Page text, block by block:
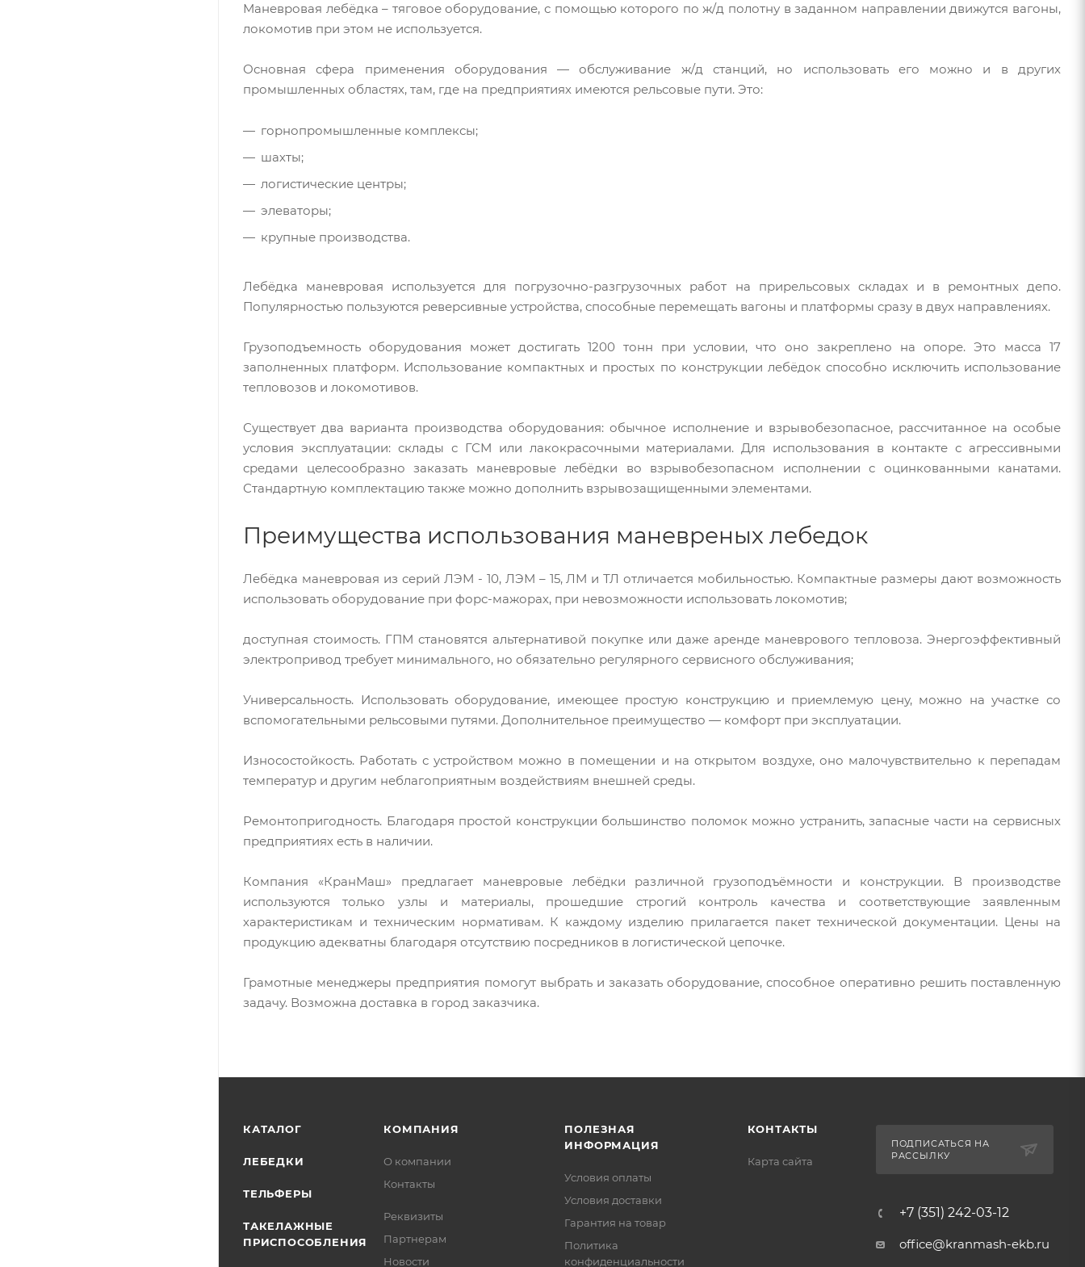
Маневровая лебёдка – тяговое оборудование, с помощью которого по ж/д полотну в заданном направлении движутся вагоны,
локомотив при этом не используется.
Основная сфера применения оборудования — обслуживание ж/д станций, но использовать его можно и в других
промышленных областях, там, где на предприятиях имеются рельсовые пути. Это:
горнопромышленные комплексы;
шахты;
логистические центры;
элеваторы;
крупные производства.
Лебёдка маневровая используется для погрузочно-разгрузочных работ на прирельсовых складах и в ремонтных депо.
Популярностью пользуются реверсивные устройства, способные перемещать вагоны и платформы сразу в двух направлениях.
Грузоподъемность оборудования может достигать 1200 тонн при условии, что оно закреплено на опоре. Это масса 17
заполненных платформ. Использование компактных и простых по конструкции лебёдок способно исключить использование
тепловозов и локомотивов.
Существует два варианта производства оборудования: обычное исполнение и взрывобезопасное, рассчитанное на особые
условия эксплуатации: склады с ГСМ или лакокрасочными материалами. Для использования в контакте с агрессивными
средами целесообразно заказать маневровые лебёдки во взрывобезопасном исполнении с оцинкованными канатами.
Стандартную комплектацию также можно дополнить взрывозащищенными элементами.
Преимущества использования маневреных лебедок
Лебёдка маневровая из серий ЛЭМ - 10, ЛЭМ – 15, ЛМ и ТЛ отличается мобильностью. Компактные размеры дают возможность
использовать оборудование при форс-мажорах, при невозможности использовать локомотив;
доступная стоимость. ГПМ становятся альтернативой покупке или даже аренде маневрового тепловоза. Энергоэффективный
электропривод требует минимального, но обязательно регулярного сервисного обслуживания;
Универсальность. Использовать оборудование, имеющее простую конструкцию и приемлемую цену, можно на участке со
вспомогательными рельсовыми путями. Дополнительное преимущество — комфорт при эксплуатации.
Износостойкость. Работать с устройством можно в помещении и на открытом воздухе, оно малочувствительно к перепадам
температур и другим неблагоприятным воздействиям внешней среды.
Ремонтопригодность. Благодаря простой конструкции большинство поломок можно устранить, запасные части на сервисных
предприятиях есть в наличии.
Компания «КранМаш» предлагает маневровые лебёдки различной грузоподъёмности и конструкции. В производстве
используются только узлы и материалы, прошедшие строгий контроль качества и соответствующие заявленным
характеристикам и техническим нормативам. К каждому изделию прилагается пакет технической документации. Цены на
продукцию адекватны благодаря отсутствию посредников в логистической цепочке.
Грамотные менеджеры предприятия помогут выбрать и заказать оборудование, способное оперативно решить поставленную
задачу. Возможна доставка в город заказчика.
КАТАЛОГ
ЛЕБЕДКИ
ТЕЛЬФЕРЫ
ТАКЕЛАЖНЫЕ
ПРИСПОСОБЛЕНИЯ
КОМПАНИЯ
О компании
Контакты
Реквизиты
Партнерам
Новости
ПОЛЕЗНАЯ
ИНФОРМАЦИЯ
Условия оплаты
Условия доставки
Гарантия на товар
Политика
конфиденциальности
КОНТАКТЫ
Карта сайта
ПОДПИСАТЬСЯ НА
РАССЫЛКУ
+7 (351) 242-03-12
office@kranmash-ekb.ru